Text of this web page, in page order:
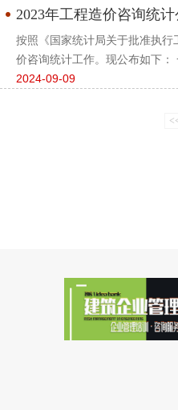
2023年工程造价咨询统计
按照《国家统计局关于批准执
价咨询统计工作。现公布如下
2024-09-09